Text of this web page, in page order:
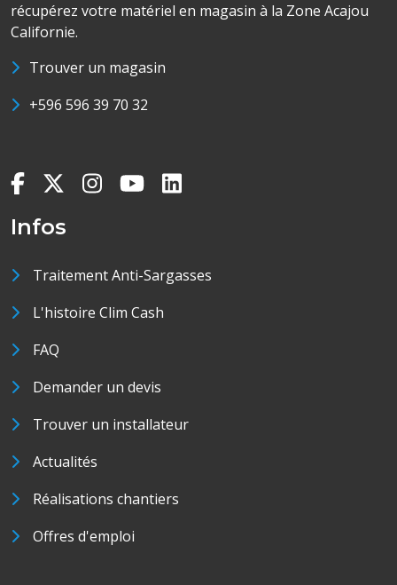
récupérez votre matériel en magasin à la Zone Acajou
Californie.
Trouver un magasin
+596 596 39 70 32
Infos
Traitement Anti-Sargasses
L'histoire Clim Cash
FAQ
Demander un devis
Trouver un installateur
Actualités
Réalisations chantiers
Offres d'emploi